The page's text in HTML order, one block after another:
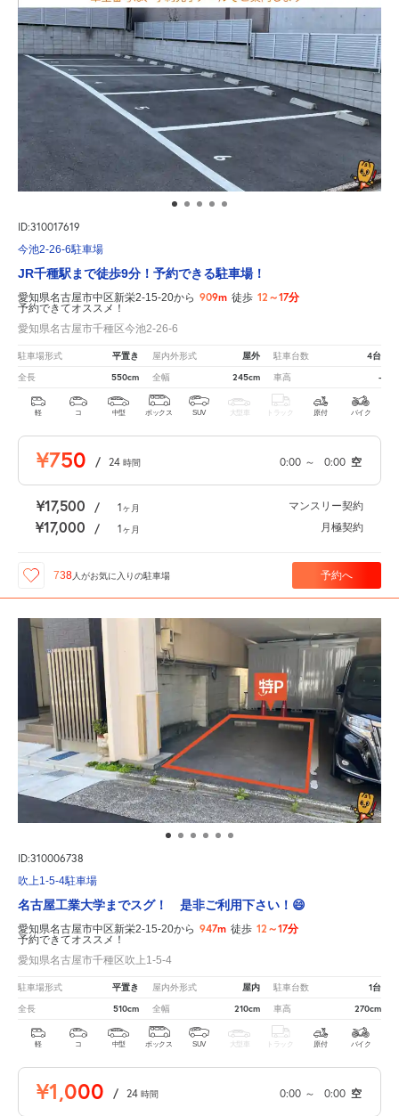
ID:310017619
今池2-26-6駐車場
JR千種駅まで徒歩9分！予約できる駐車場！
愛知県名古屋市中区新栄2-15-20から 909m 徒歩 12～17分
予約できてオススメ！
愛知県名古屋市千種区今池2-26-6
駐車場形式 平置き 屋内外形式 屋外 駐車台数 4台
全長 550cm 全幅 245cm 車高 -
軽 コ 中型 ボックス SUV 大型車 トラック 原付 バイク
¥750 / 24 時間 0:00 ～ 0:00 空
¥17,500 / 1ヶ月 マンスリー契約
¥17,000 / 1ヶ月 月極契約
738 人がお気に入りの駐車場 予約へ
ID:310006738
吹上1-5-4駐車場
名古屋工業大学までスグ！ 是非ご利用下さい！😄
愛知県名古屋市中区新栄2-15-20から 947m 徒歩 12～17分
予約できてオススメ！
愛知県名古屋市千種区吹上1-5-4
駐車場形式 平置き 屋内外形式 屋内 駐車台数 1台
全長 510cm 全幅 210cm 車高 270cm
軽 コ 中型 ボックス SUV 大型車 トラック 原付 バイク
¥1,000 / 24 時間 0:00 ～ 0:00 空